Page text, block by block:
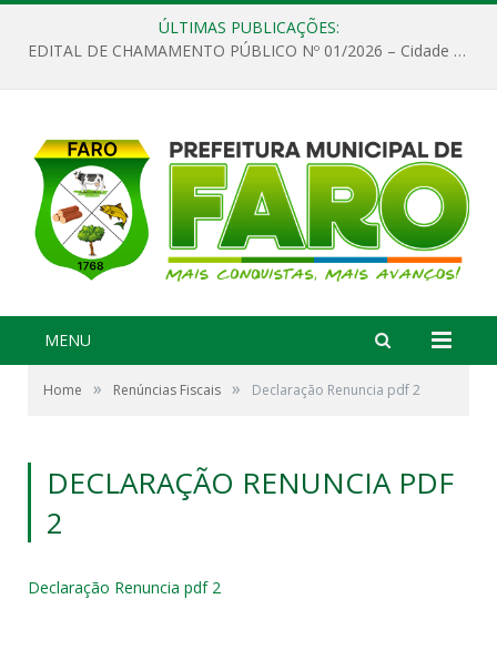
ÚLTIMAS PUBLICAÇÕES:
EDITAL DE CHAMAMENTO PÚBLICO Nº 01/2026 – Cidade de Faro
MENU
Home » Renúncias Fiscais » Declaração Renuncia pdf 2
DECLARAÇÃO RENUNCIA PDF
2
Declaração Renuncia pdf 2